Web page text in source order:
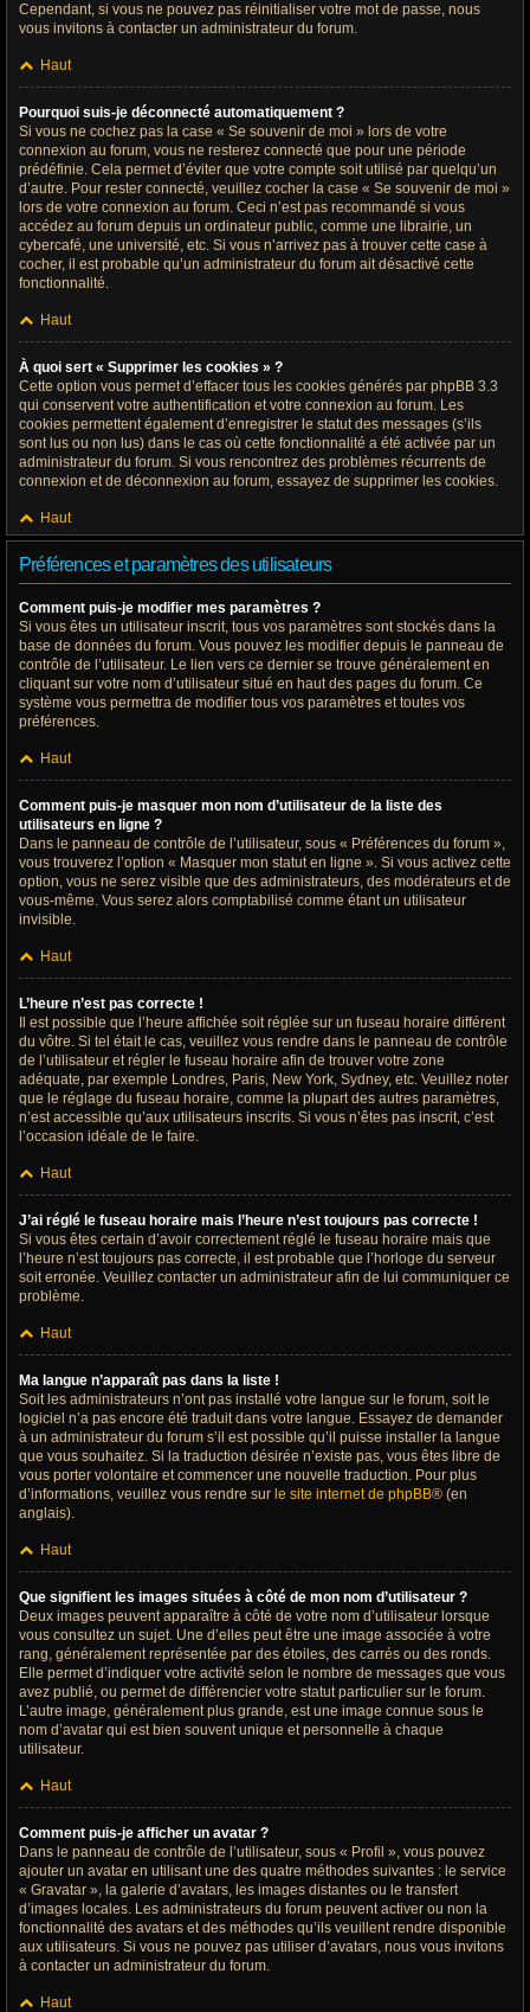
Cependant, si vous ne pouvez pas réinitialiser votre mot de passe, nous
vous invitons à contacter un administrateur du forum.
Haut
Pourquoi suis-je déconnecté automatiquement ?
Si vous ne cochez pas la case « Se souvenir de moi » lors de votre
connexion au forum, vous ne resterez connecté que pour une période
prédéfinie. Cela permet d’éviter que votre compte soit utilisé par quelqu’un
d’autre. Pour rester connecté, veuillez cocher la case « Se souvenir de moi »
lors de votre connexion au forum. Ceci n’est pas recommandé si vous
accédez au forum depuis un ordinateur public, comme une librairie, un
cybercafé, une université, etc. Si vous n’arrivez pas à trouver cette case à
cocher, il est probable qu’un administrateur du forum ait désactivé cette
fonctionnalité.
Haut
À quoi sert « Supprimer les cookies » ?
Cette option vous permet d’effacer tous les cookies générés par phpBB 3.3
qui conservent votre authentification et votre connexion au forum. Les
cookies permettent également d’enregistrer le statut des messages (s’ils
sont lus ou non lus) dans le cas où cette fonctionnalité a été activée par un
administrateur du forum. Si vous rencontrez des problèmes récurrents de
connexion et de déconnexion au forum, essayez de supprimer les cookies.
Haut
Préférences et paramètres des utilisateurs
Comment puis-je modifier mes paramètres ?
Si vous êtes un utilisateur inscrit, tous vos paramètres sont stockés dans la
base de données du forum. Vous pouvez les modifier depuis le panneau de
contrôle de l’utilisateur. Le lien vers ce dernier se trouve généralement en
cliquant sur votre nom d’utilisateur situé en haut des pages du forum. Ce
système vous permettra de modifier tous vos paramètres et toutes vos
préférences.
Haut
Comment puis-je masquer mon nom d’utilisateur de la liste des
utilisateurs en ligne ?
Dans le panneau de contrôle de l’utilisateur, sous « Préférences du forum »,
vous trouverez l’option « Masquer mon statut en ligne ». Si vous activez cette
option, vous ne serez visible que des administrateurs, des modérateurs et de
vous-même. Vous serez alors comptabilisé comme étant un utilisateur
invisible.
Haut
L’heure n’est pas correcte !
Il est possible que l’heure affichée soit réglée sur un fuseau horaire différent
du vôtre. Si tel était le cas, veuillez vous rendre dans le panneau de contrôle
de l’utilisateur et régler le fuseau horaire afin de trouver votre zone
adéquate, par exemple Londres, Paris, New York, Sydney, etc. Veuillez noter
que le réglage du fuseau horaire, comme la plupart des autres paramètres,
n’est accessible qu’aux utilisateurs inscrits. Si vous n’êtes pas inscrit, c’est
l’occasion idéale de le faire.
Haut
J’ai réglé le fuseau horaire mais l’heure n’est toujours pas correcte !
Si vous êtes certain d’avoir correctement réglé le fuseau horaire mais que
l’heure n’est toujours pas correcte, il est probable que l’horloge du serveur
soit erronée. Veuillez contacter un administrateur afin de lui communiquer ce
problème.
Haut
Ma langue n’apparaît pas dans la liste !
Soit les administrateurs n’ont pas installé votre langue sur le forum, soit le
logiciel n’a pas encore été traduit dans votre langue. Essayez de demander
à un administrateur du forum s’il est possible qu’il puisse installer la langue
que vous souhaitez. Si la traduction désirée n’existe pas, vous êtes libre de
vous porter volontaire et commencer une nouvelle traduction. Pour plus
d’informations, veuillez vous rendre sur le site internet de phpBB® (en
anglais).
Haut
Que signifient les images situées à côté de mon nom d’utilisateur ?
Deux images peuvent apparaître à côté de votre nom d’utilisateur lorsque
vous consultez un sujet. Une d’elles peut être une image associée à votre
rang, généralement représentée par des étoiles, des carrés ou des ronds.
Elle permet d’indiquer votre activité selon le nombre de messages que vous
avez publié, ou permet de différencier votre statut particulier sur le forum.
L’autre image, généralement plus grande, est une image connue sous le
nom d’avatar qui est bien souvent unique et personnelle à chaque
utilisateur.
Haut
Comment puis-je afficher un avatar ?
Dans le panneau de contrôle de l’utilisateur, sous « Profil », vous pouvez
ajouter un avatar en utilisant une des quatre méthodes suivantes : le service
« Gravatar », la galerie d’avatars, les images distantes ou le transfert
d’images locales. Les administrateurs du forum peuvent activer ou non la
fonctionnalité des avatars et des méthodes qu’ils veuillent rendre disponible
aux utilisateurs. Si vous ne pouvez pas utiliser d’avatars, nous vous invitons
à contacter un administrateur du forum.
Haut